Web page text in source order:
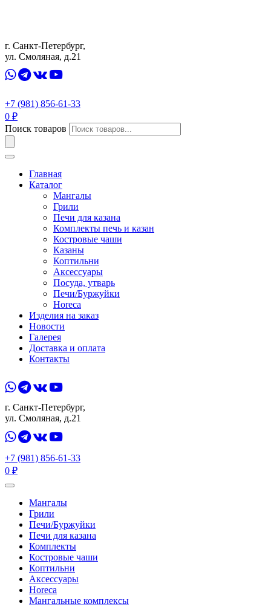
г. Санкт-Петербург,
ул. Смоляная, д.21
+7 (981) 856-61-33
0 ₽
Поиск товаров
Главная
Каталог
Мангалы
Грили
Печи для казана
Комплекты печь и казан
Костровые чаши
Казаны
Коптильни
Аксессуары
Посуда, утварь
Печи/Буржуйки
Horeca
Изделия на заказ
Новости
Галерея
Доставка и оплата
Контакты
г. Санкт-Петербург,
ул. Смоляная, д.21
+7 (981) 856-61-33
0 ₽
Мангалы
Грили
Печи/Буржуйки
Печи для казана
Комплекты
Костровые чаши
Коптильни
Аксессуары
Horeca
Мангальные комплексы